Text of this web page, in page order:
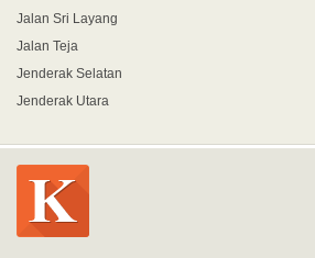
Jalan Sri Layang
Jalan Teja
Jenderak Selatan
Jenderak Utara